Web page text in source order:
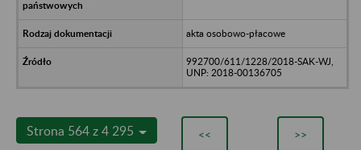
akta osobowo-płacowe
992700/611/1228/2018-SAK-WJ,
UNP: 2018-00136705
Strona 564 z 4 295 << >>